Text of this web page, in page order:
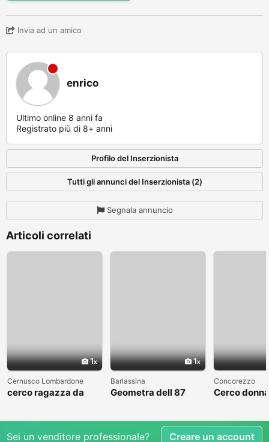
Invia ad un amico
enrico
Ultimo online 8 anni fa
Registrato più di 8+ anni
Profilo del Inserzionista
Tutti gli annunci del Inserzionista (2)
Segnala annuncio
Articoli correlati
1
Cernusco Lombardone
cerco ragazza da
1
Barlassina
Geometra dell 87
Concorezzo
Cerco
Sei un venditore professionale? Creare un account